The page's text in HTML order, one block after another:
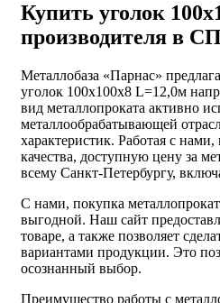
Купить уголок
производителя в
Металлобаза «Парнас»
уголок 100х100х8 L=12,0м
вид металлопроката активно
металлообрабатывающей
характеристик. Работая с
качества, доступную цену за
всему Санкт-Петербургу,
С нами, покупка
выгодной. Наш сайт
товаре, а также позволяет
вариантами продукции. Это
осознанный выбор.
Преимущество работы с